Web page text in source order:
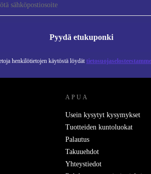
Pyydä etukuponki
henkilötietojen käytöstä löydät tietosuojaselosteestamme
tarjousta.
NEW.
APUA
Usein kysytyt kysymykset
Tuotteiden kuntoluokat
Palautus
Takuuehdot
Yhteystiedot